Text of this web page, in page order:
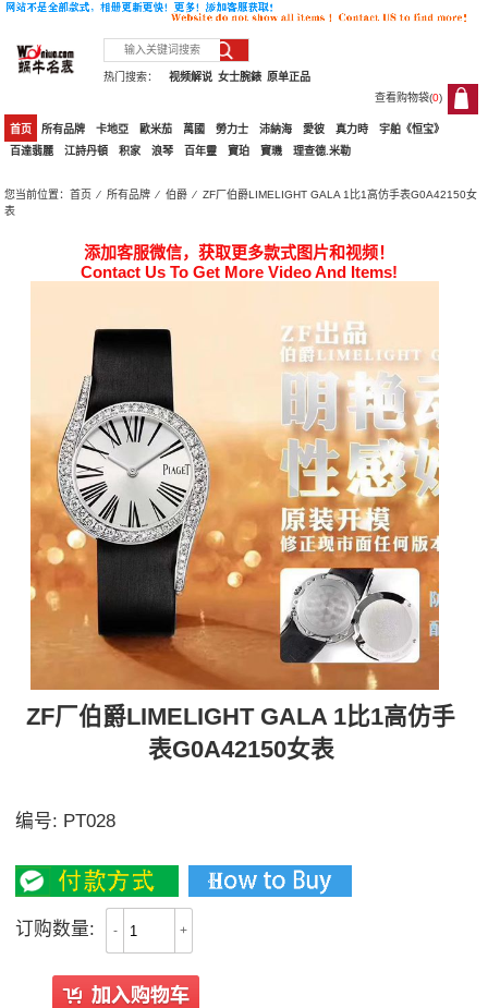
热门搜索： 原单正品
女士腕錶
视频解说
查看购物袋(0)
0
首页 所有品牌 卡地亞 歐米茄 萬國 勞力士 沛納海 愛彼 真力時
宇舶《恒宝》
百達翡麗
江詩丹頓 积家 浪琴 百年靈 寶珀 寶璣 理查德.米勒
您当前位置：首页 ⁄所有品牌 ⁄伯爵 ⁄ ZF厂伯爵LIMELIGHT GALA 1比1高仿手表G0A42150女
表
添加客服微信，获取更多款式图片和视频！
Contact Us To Get More Video And Items!
ZF厂伯爵LIMELIGHT GALA 1比1高仿手
表G0A42150女表
编号: PT028
订购数量: - +